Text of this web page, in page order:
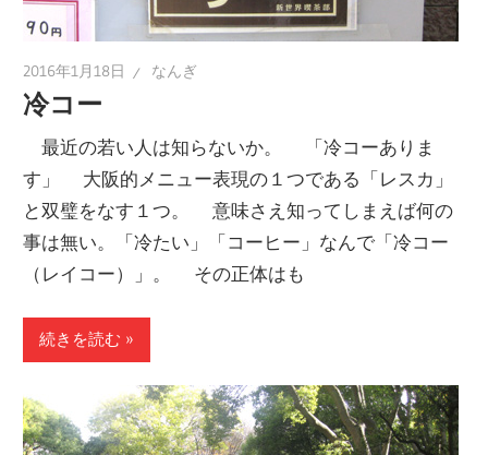
2016年1月18日 なんぎ
冷コー
最近の若い人は知らないか。 「冷コーありま
す」 大阪的メニュー表現の１つである「レスカ」
と双璧をなす１つ。 意味さえ知ってしまえば何の
事は無い。「冷たい」「コーヒー」なんで「冷コー
（レイコー）」。 その正体はも
続きを読む